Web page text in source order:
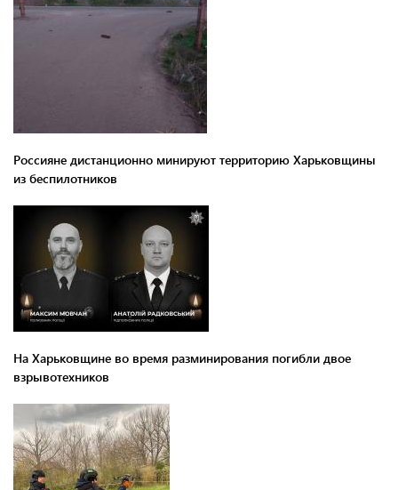
Россияне дистанционно минируют территорию Харьковщины
из беспилотников
На Харьковщине во время разминирования погибли двое
взрывотехников